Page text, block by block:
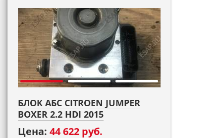
БЛОК АБС CITROEN JUMPER
BOXER 2.2 HDI 2015
Цена: 44 622 руб.